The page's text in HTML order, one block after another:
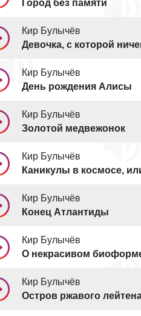
Город без памяти
Кир Булычёв
Девочка, с которой
Кир Булычёв
День рождения Алисы
Кир Булычёв
Золотой медвежонок
Кир Булычёв
Каникулы в космосе,
Кир Булычёв
Конец Атлантиды
Кир Булычёв
О некрасивом
Кир Булычёв
Остров ржавого